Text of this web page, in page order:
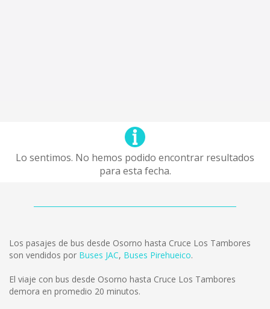
Lo sentimos. No hemos podido encontrar resultados
para esta fecha.
Los pasajes de bus desde Osorno hasta Cruce Los Tambores
son vendidos por Buses JAC, Buses Pirehueico.
El viaje con bus desde Osorno hasta Cruce Los Tambores
demora en promedio 20 minutos.